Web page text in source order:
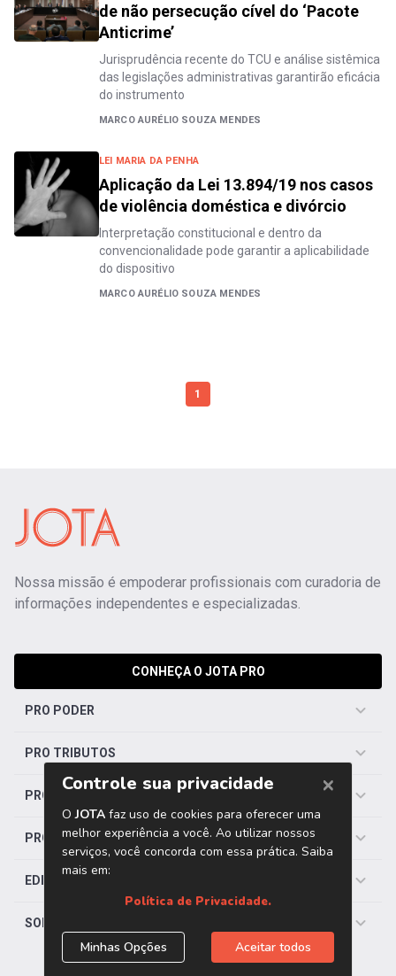
de não persecução cível do ‘Pacote
Anticrime’
Jurisprudência recente do TCU e análise sistêmica
das legislações administrativas garantirão eficácia
do instrumento
MARCO AURÉLIO SOUZA MENDES
LEI MARIA DA PENHA
Aplicação da Lei 13.894/19 nos casos
de violência doméstica e divórcio
Interpretação constitucional e dentro da
convencionalidade pode garantir a aplicabilidade
do dispositivo
MARCO AURÉLIO SOUZA MENDES
1
Nossa missão é empoderar profissionais com curadoria de
informações independentes e especializadas.
CONHEÇA O JOTA PRO
PRO PODER
PRO TRIBUTOS
PRO TRABALHISTA
PRO SAÚDE
EDITORIAS
SOBRE O JOTA